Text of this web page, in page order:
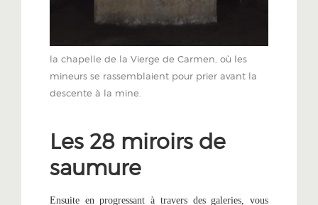
la chapelle de la Vierge de Carmen, où les
mineurs se rassemblaient pour prier avant la
descente à la mine.
Les 28 miroirs de
saumure
Ensuite en progressant à travers des galeries, vous